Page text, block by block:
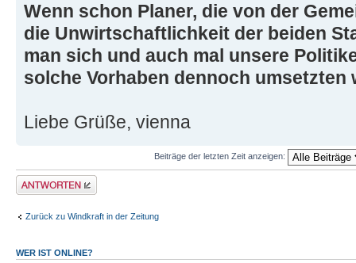
Wenn schon Planer, die von der
die Unwirtschaftlichkeit der beiden
man sich und auch mal unsere
solche Vorhaben dennoch umsetzten
Liebe Grüße, vienna
Beiträge der letzten Zeit anzeigen:
Antwort erstellen
Zurück zu Windkraft in der Zeitung
WER IST ONLINE?